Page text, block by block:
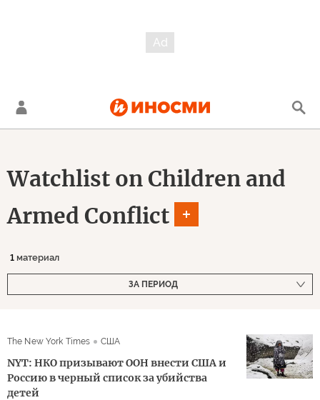
Watchlist on Children and
Armed Conflict
1 материал
ЗА ПЕРИОД
The New York Times США
NYT: НКО призывают ООН внести США и
Россию в черный список за убийства
детей